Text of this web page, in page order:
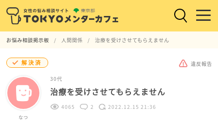
お悩み相談掲示板 人間関係 治療を受けさせてもらえません
解決済 違反報告
なつ
30代
治療を受けさせてもらえません
4065 2 2022.12.15 21:36